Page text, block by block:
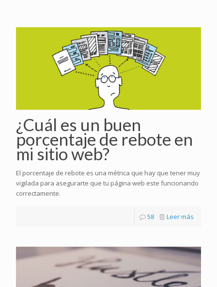
¿Cuál es un buen
porcentaje de rebote en
mi sitio web?
El porcentaje de rebote es una métrica que hay que tener muy
vigilada para asegurarte que tu página web este funcionando
correctamente.
58 Leer más